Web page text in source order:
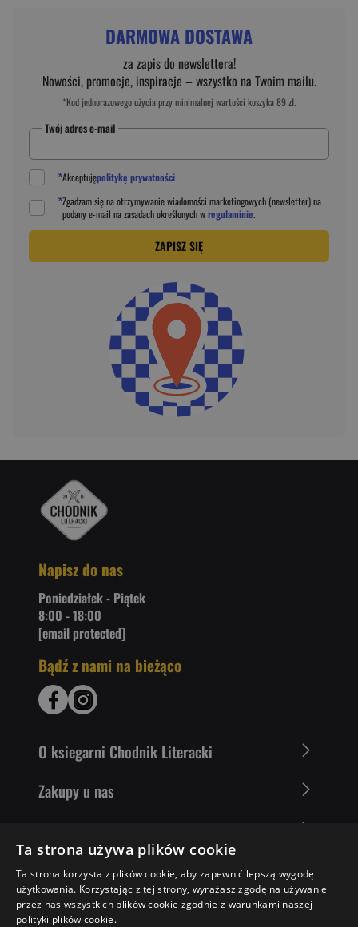
DARMOWA DOSTAWA
za zapis do newslettera!
Nowości, promocje, inspiracje – wszystko na Twoim mailu.
*Kod jednorazowego użycia przy minimalnej wartości koszyka 89 zł.
Twój adres e-mail
*Akceptujępolitykę prywatności
*Zgadzam się na otrzymywanie wiadomości marketingowych (newsletter) na
podanye-mail na zasadach określonych wregulaminie.
ZAPISZ SIĘ
Napisz do nas
Poniedziałek - Piątek
8:00 - 18:00
[email protected]
Bądź z nami na bieżąco
O ksiegarni Chodnik Literacki
Zakupy u nas
Literaci polecają
Ta strona używa plików cookie
Ta strona korzysta z plików cookie, aby zapewnić lepszą wygodę
użytkowania. Korzystając z tej strony, wyrażasz zgodę na używanie
przez nas wszystkich plików cookie zgodnie z warunkami naszej
polityki plików cookie.